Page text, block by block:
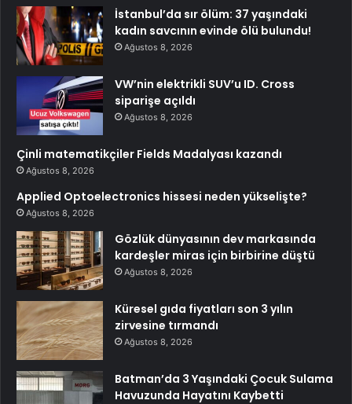
İstanbul’da sır ölüm: 37 yaşındaki
kadın savcının evinde ölü bulundu!
Ağustos 8, 2026
VW’nin elektrikli SUV’u ID. Cross
siparişe açıldı
Ağustos 8, 2026
Çinli matematikçiler Fields Madalyası kazandı
Ağustos 8, 2026
Applied Optoelectronics hissesi neden yükselişte?
Ağustos 8, 2026
Gözlük dünyasının dev markasında
kardeşler miras için birbirine düştü
Ağustos 8, 2026
Küresel gıda fiyatları son 3 yılın
zirvesine tırmandı
Ağustos 8, 2026
Batman’da 3 Yaşındaki Çocuk Sulama
Havuzunda Hayatını Kaybetti